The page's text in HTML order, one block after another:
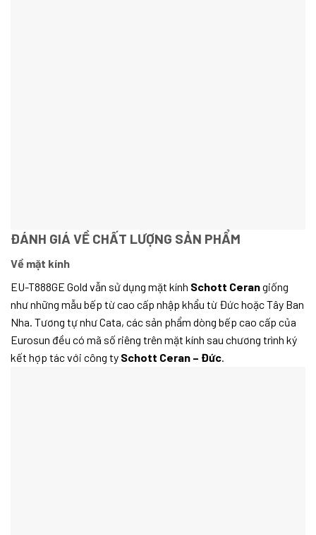
ĐÁNH GIÁ VỀ CHẤT LƯỢNG SẢN PHẨM
Về mặt kính
EU-T888GE Gold vẫn sử dụng mặt kính Schott Cerangiống
như những mẫu bếp từ cao cấp nhập khẩu từ Đức hoặc Tây Ban
Nha. Tương tự như Cata, các sản phẩm dòng bếp cao cấp của
Eurosun đều có mã số riêng trên mặt kính sau chương trình ký
kết hợp tác với công ty Schott Ceran – Đức